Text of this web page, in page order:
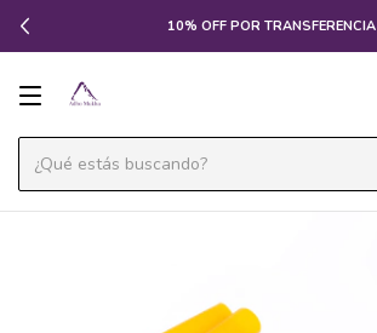
10% OFF POR TRANSFERENCIA